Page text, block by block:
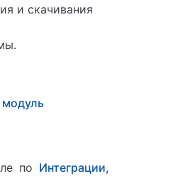
и скачивания
модуль
по Интеграции,